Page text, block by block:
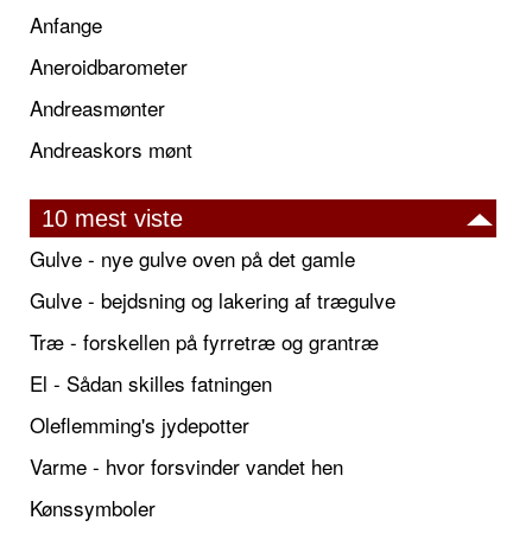
Anfange
Aneroidbarometer
Andreasmønter
Andreaskors mønt
10 mest viste
Gulve - nye gulve oven på det gamle
Gulve - bejdsning og lakering af trægulve
Træ - forskellen på fyrretræ og grantræ
El - Sådan skilles fatningen
Oleflemming's jydepotter
Varme - hvor forsvinder vandet hen
Kønssymboler